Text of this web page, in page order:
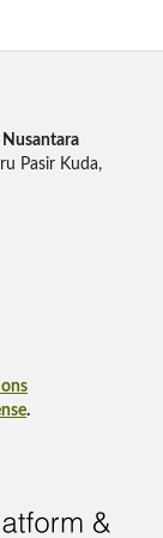
Nusantara
Pasir Kuda,
.